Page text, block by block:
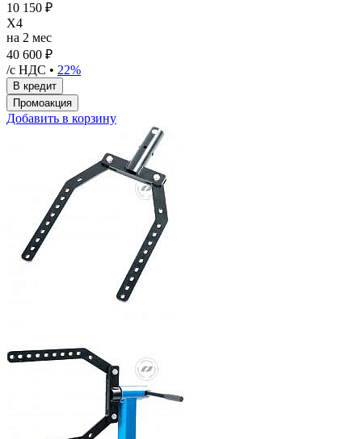
10 150 ₽
X4
на 2 мес
40 600 ₽
/с НДС • 22%
Добавить в корзину